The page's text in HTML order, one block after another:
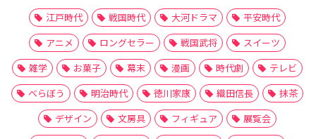
江戸時代 戦国時代 大河ドラマ
平安時代
アニメ
ロングセラー 戦国武将
スイーツ
雑学
お菓子 幕末 漫画 時代劇
テレビ
べらぼう
明治時代 徳川家康 織田信長
抹茶
デザイン
文房具 フィギュア
展覧会